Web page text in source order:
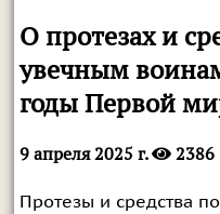
О протезах и
увечным
годы Первой
9 апреля 2025 г. 2386
Протезы и средства